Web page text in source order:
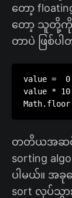
တော့
တော့ သူတို့ကို
တာပဲ ဖြစ်ပ
value =
value *
တတိယအဆင့်
sorting
ပါမယ်။ အခု
sort လုပ်သွာ